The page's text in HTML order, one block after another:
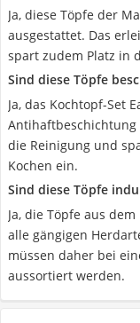
Ja, diese Töpfe der
ausgestattet. Das
spart zudem Platz in
Sind diese Töpfe
Ja, das Kochtopf-Set
Antihaftbeschichtung
die Reinigung und
Kochen ein.
Sind diese Töpfe
Ja, die Töpfe aus
alle gängigen
müssen daher bei
aussortiert werden.